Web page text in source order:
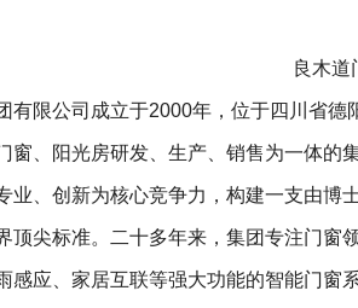
良木道
有限公司成立于2000年，位于四川省
窗、阳光房研发、生产、销售为一体的
业、创新为核心竞争力，构建一支由博
顶尖标准。二十多年来，集团专注门窗
感应、家居互联等强大功能的智能门窗